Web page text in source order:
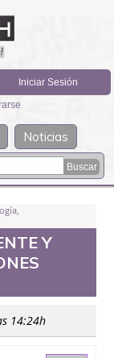
Noticias
Y
14:24h